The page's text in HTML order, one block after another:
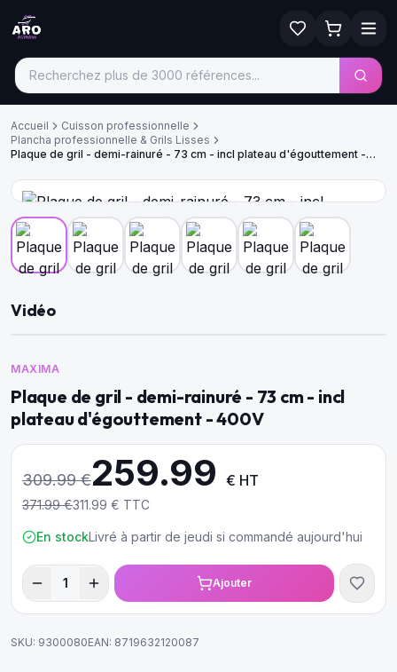
Accueil
Cuisson professionnelle
Plancha professionnelle & Grils Lisses
Plaque de gril - demi-rainuré - 73 cm - incl plateau d'égouttement -
Vidéo
MAXIMA
Plaque de gril - demi-rainuré - 73 cm - incl
plateau d'égouttement - 400V
309.99€259.99 € HT
371.99€311.99 € TTC
En stockLivré à partir de jeudi si commandé aujourd'hui
1 Ajouter
SKU: 9300080EAN: 8719632120087